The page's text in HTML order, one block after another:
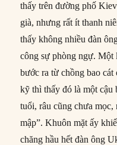
thấy trên đường phố
già, nhưng rất ít thanh
thấy không nhiều đàn
công sự phòng ngự. Một
bước ra từ chồng bao
kỹ thì thấy đó là một cậu
tuổi, râu cũng chưa mọc,
mập”. Khuôn mặt ấy
chăng hầu hết đàn ông